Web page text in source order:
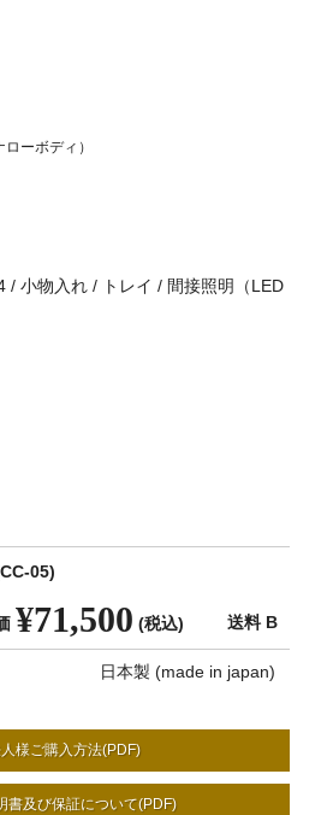
ーボディ）
/ 小物入れ / トレイ / 間接照明（LED
05)
¥71,500 (税込) 送料 B
日本製 (made in japan)
様ご購入方法(PDF)
書及び保証について(PDF)